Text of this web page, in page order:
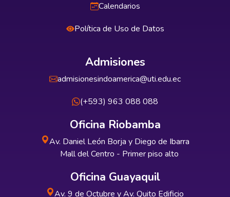
Calendarios
Política de Uso de Datos
Admisiones
admisionesindoamerica@uti.edu.ec
(+593) 963 088 088
Oficina Riobamba
Av. Daniel León Borja y Diego de Ibarra
Mall del Centro - Primer piso alto
Oficina Guayaquil
Av. 9 de Octubre y Av. Quito Edificio